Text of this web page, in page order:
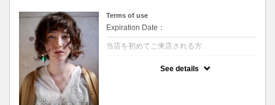
Terms of use
Expiration Date：
当店を初めてご来店される方
See details